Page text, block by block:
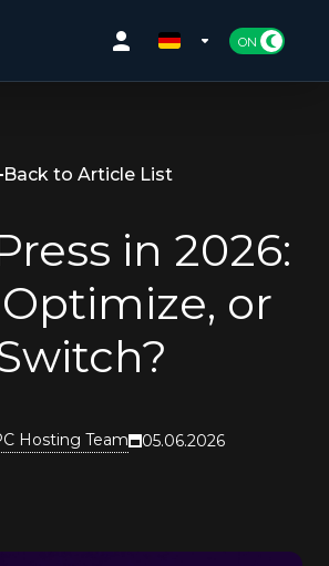
Back to Article List
in 2026:
Optimize, or
Hosting Team 05.06.2026